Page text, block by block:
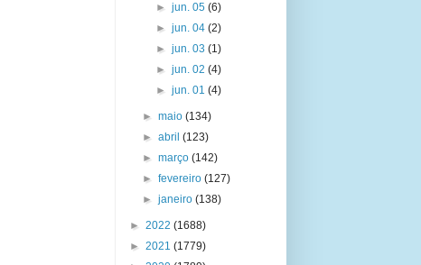
► jun. 05 (6)
► jun. 04 (2)
► jun. 03 (1)
► jun. 02 (4)
► jun. 01 (4)
►maio(134)
►abril(123)
►março(142)
►fevereiro(127)
►janeiro(138)
► 2022 (1688)
► 2021 (1779)